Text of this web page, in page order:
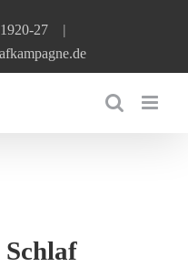
27
|